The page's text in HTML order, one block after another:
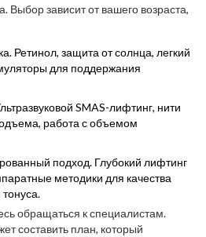
Выбор зависит от вашего возраста,
Ретинол, защита от солнца, легкий
для поддержания
SMAS-лифтинг, нити
работа с объемом
подход. Глубокий лифтинг
методики для качества
обращаться к специалистам.
составить план, который